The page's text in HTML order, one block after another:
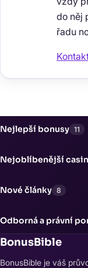
do něj
řadu
Nejlepší bonusy 11
Nejoblíbenější
Nové články 8
Odborná a právní
BonusBible
BonusBible je váš